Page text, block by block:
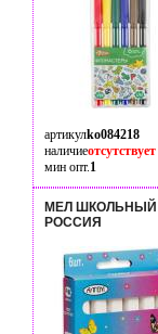
артикулko084218
наличиеотсутствует
мин опт.1
МЕЛ ШКОЛЬНЫЙ
РОССИЯ